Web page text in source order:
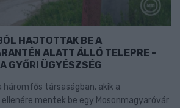
HAJTOTTAK BE A
ALATT ÁLLÓ TELEPRE -
GYŐRI ÜGYÉSZSÉG
társaságban, akik a
mentek be egy Mosonmagyaróvár